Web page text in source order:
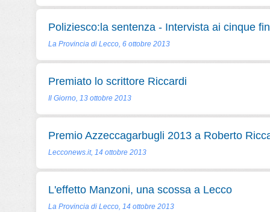
Poliziesco:la sentenza - Intervista ai cinque
La Provincia di Lecco, 6 ottobre 2013
Premiato lo scrittore Riccardi
Il Giorno, 13 ottobre 2013
Premio Azzeccagarbugli 2013 a Roberto
Lecconews.it, 14 ottobre 2013
L'effetto Manzoni, una scossa a Lecco
La Provincia di Lecco, 14 ottobre 2013